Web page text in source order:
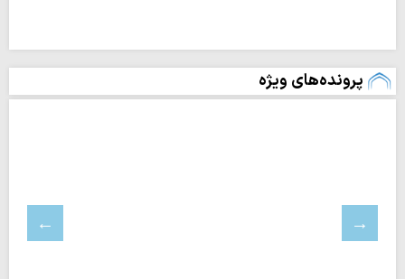
پرونده‌های ویژه